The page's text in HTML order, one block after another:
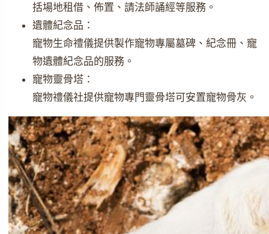
括場地租借、佈置、請法師誦經等服務。
遺體紀念品：
寵物生命禮儀提供製作寵物專屬墓碑、紀念冊、寵
物遺體紀念品的服務。
寵物靈骨塔：
寵物禮儀社提供寵物專門靈骨塔可安置寵物骨灰。